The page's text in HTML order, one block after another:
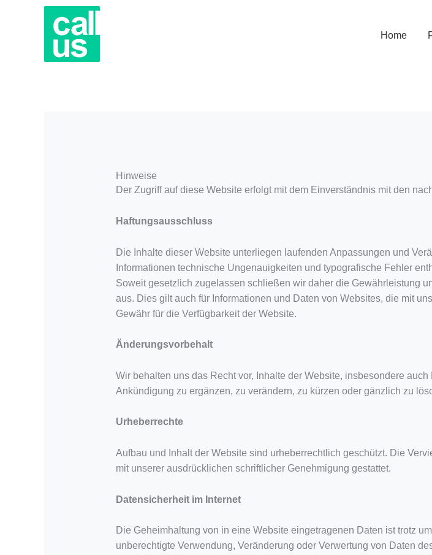
Home
Hinweise
Der Zugriff auf diese Website erfolgt mit dem Einverständnis mit den
Haftungsausschluss
Die Inhalte dieser Website unterliegen laufenden Anpassungen und
Informationen technische Ungenauigkeiten und typografische Fehler
Soweit gesetzlich zugelassen schließen wir daher die Gewährleistung
aus. Dies gilt auch für Informationen und Daten von Websites, die mit
Gewähr für die Verfügbarkeit der Website.
Änderungsvorbehalt
Wir behalten uns das Recht vor, Inhalte der Website, insbesondere
Ankündigung zu ergänzen, zu verändern, zu kürzen oder gänzlich zu
Urheberrechte
Aufbau und Inhalt der Website sind urheberrechtlich geschützt. Die
mit unserer ausdrücklichen schriftlicher Genehmigung gestattet.
Datensicherheit im Internet
Die Geheimhaltung von in eine Website eingetragenen Daten ist trotz
unberechtigte Verwendung, Veränderung oder Verwertung von Daten